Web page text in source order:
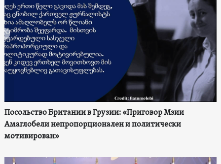
Посольство Британии в Грузии: «Приговор Мзии
Амаглобели непропорционален и политически
мотивирован»